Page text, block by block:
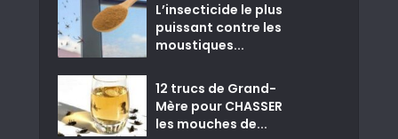
L’insecticide le plus
puissant contre les
moustiques...
12 trucs de Grand-
Mère pour CHASSER
les mouches de...